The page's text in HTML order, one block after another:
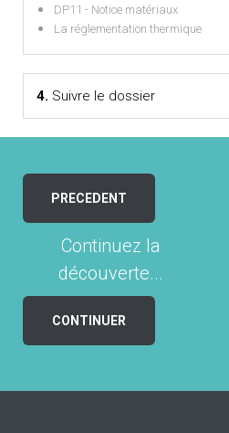
DP11 - Notice matériaux
La réglementation thermique
4. Suivre le dossier
PRECEDENT
Continuez la
découverte...
CONTINUER